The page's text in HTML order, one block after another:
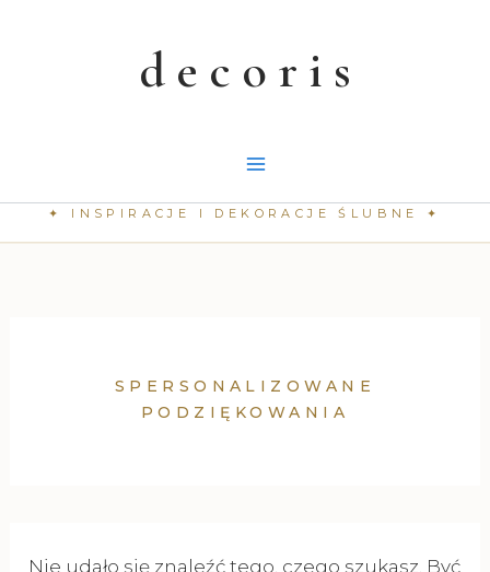
SPERSONALIZOWANE
PODZIĘKOWANIA
Nie udało się znaleźć tego, czego szukasz. Być